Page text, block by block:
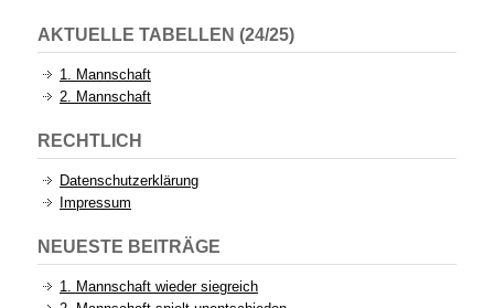
AKTUELLE TABELLEN (24/25)
1. Mannschaft
2. Mannschaft
RECHTLICH
Datenschutzerklärung
Impressum
NEUESTE BEITRÄGE
1. Mannschaft wieder siegreich